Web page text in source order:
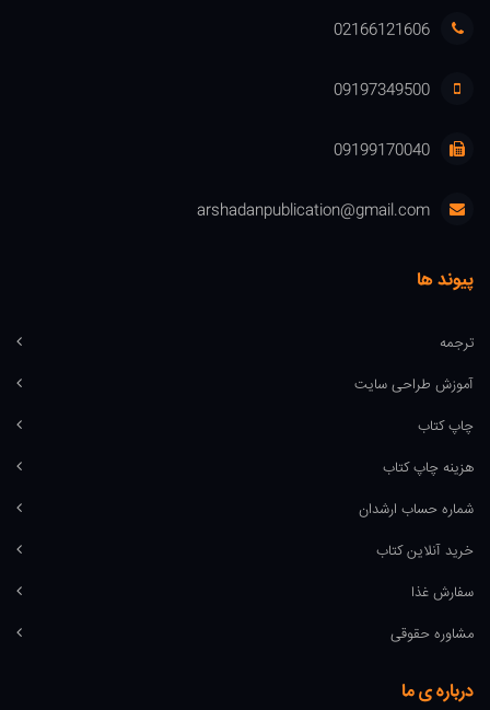
02166121606
09197349500
09199170040
arshadanpublication@gmail.com
پیوند ها
ترجمه
آموزش طراحی سایت
چاپ کتاب
هزینه چاپ کتاب
شماره حساب ارشدان
خرید آنلاین کتاب
سفارش غذا
مشاوره حقوقی
درباره ی ما